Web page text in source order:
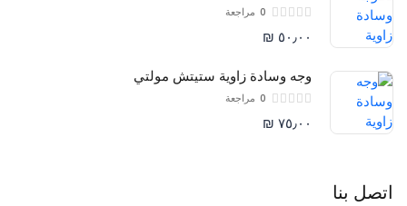
0 مراجعة
٥٠٫٠٠ ₪
وجه وسادة زاوية ستيتش مولتي
0 مراجعة
٧٥٫٠٠ ₪
اتصل بنا